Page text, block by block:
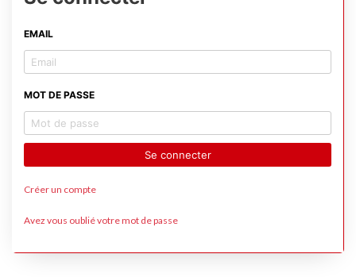
EMAIL
MOT DE PASSE
Se connecter
Créer un compte
Avez vous oublié votre mot de passe